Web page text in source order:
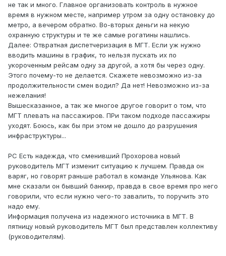
не так и много. Главное организовать контроль в нужное
время в нужном месте, например утром за одну остановку до
метро, а вечером обратно. Во-вторых деньги на некую
охранную структуры и те же самые рогатины нашлись.
Далее: Отвратная диспетчеризация в МГТ. Если уж нужно
вводить машины в график, то нельзя пускать их по
укороченным рейсам одну за другой, а хотя бы через одну.
Этого почему-то не делается. Скажете невозможно из-за
продолжительности смен водил? Да нет! Невозможно из-за
нежелания!
Вышесказанное, а так же многое другое говорит о том, что
МГТ плевать на пассажиров. ПРи таком подходе пассажиры
уходят. Боюсь, как бы при этом не дошло до разрушения
инфраструктуры...
РС Есть надежда, что сменивший Прохорова новый
руководитель МГТ изменит ситуацию к лучшем. Правда он
варяг, но говорят раньше работал в команде Ульянова. Как
мне сказали он бывший банкир, правда в свое время про него
говорили, что если нужно чего-то завалить, то поручить это
надо ему.
Информация получена из надежного источника в МГТ. В
пятницу новый руководитель МГТ был представлен коллективу
(руководителям).